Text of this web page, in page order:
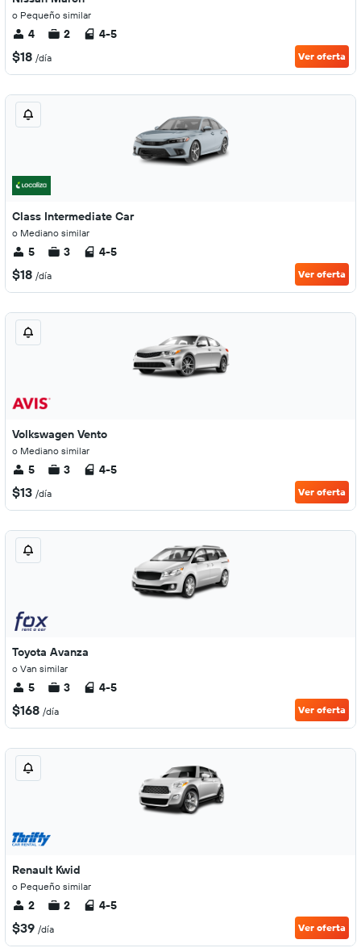
o Pequeño similar
4 2 4-5
$18 /día Ver oferta
Class Intermediate Car
o Mediano similar
5 3 4-5
$18 /día Ver oferta
Volkswagen Vento
o Mediano similar
5 3 4-5
$13 /día Ver oferta
Toyota Avanza
o Van similar
5 3 4-5
$168 /día Ver oferta
Renault Kwid
o Pequeño similar
2 2 4-5
$39 /día Ver oferta